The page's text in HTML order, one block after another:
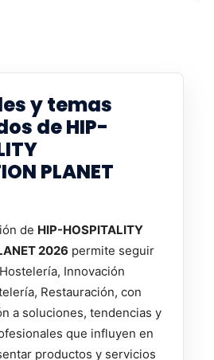
y temas
de HIP-
PLANET
de HIP-HOSPITALITY
2026 permite seguir
Innovación
Restauración, con
a soluciones, tendencias y
que influyen en
productos y servicios